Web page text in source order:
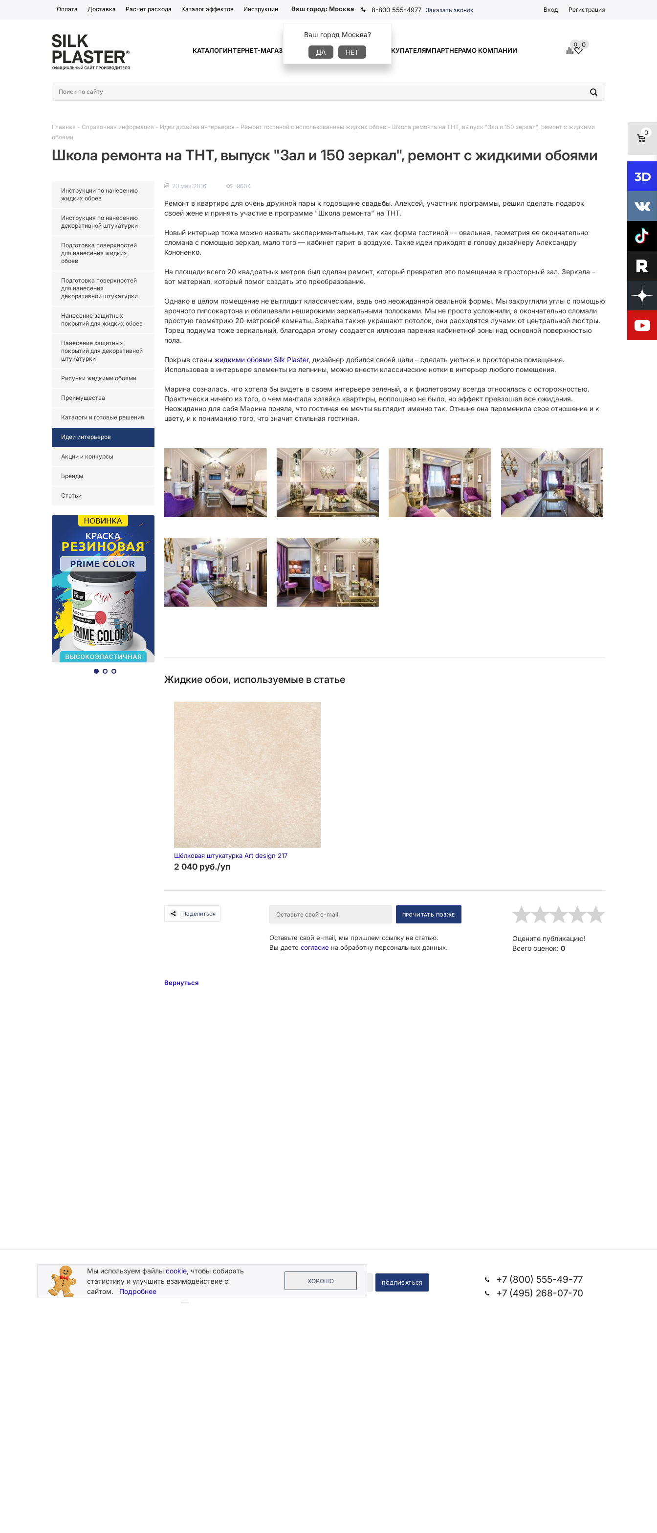
Оплата Доставка Расчет расхода Каталог эффектов Инструкции Ваш город:Москва
Ваш город Москва?
ДА НЕТ
8-800 555-4977 Заказать звонок Вход Регистрация
КАТАЛОГИНТЕРНЕТ-МАГАЗИН ГДЕ КУПИТЬ ИНФОРМАЦИЯ ПОКУПАТЕЛЯМПАРТНЕРАМО КОМПАНИИ
0 0
0
Главная - Справочная информация - Идеи дизайна интерьеров - Ремонт гостиной с использованием жидких обоев - Школа ремонта на ТНТ, выпуск "Зал и 150 зеркал", ремонт с жидкими
обоями
Школа ремонта на ТНТ, выпуск "Зал и 150 зеркал", ремонт с жидкими обоями
Инструкции по нанесению
жидких обоев
Инструкция по нанесению
декоративной штукатурки
Подготовка поверхностей
для нанесения жидких
обоев
Подготовка поверхностей
для нанесения
декоративной штукатурки
Нанесение защитных
покрытий для жидких обоев
Нанесение защитных
покрытий для декоративной
штукатурки
Рисунки жидкими обоями
Преимущества
Каталоги и готовые решения
Идеи интерьеров
Акции и конкурсы
Бренды
Статьи
23 мая 2016 9604
Ремонт в квартире для очень дружной пары к годовщине свадьбы. Алексей, участник программы, решил сделать подарок
своей жене и принять участие в программе "Школа ремонта" на ТНТ.
Новый интерьер тоже можно назвать экспериментальным, так как форма гостиной — овальная, геометрия ее окончательно
сломана с помощью зеркал, мало того — кабинет парит в воздухе. Такие идеи приходят в голову дизайнеру Александру
Кононенко.
На площади всего 20 квадратных метров был сделан ремонт, который превратил это помещение в просторный зал. Зеркала –
вот материал, который помог создать это преобразование.
Однако в целом помещение не выглядит классическим, ведь оно неожиданной овальной формы. Мы закруглили углы с помощью
арочного гипсокартона и облицевали неширокими зеркальными полосками. Мы не просто усложнили, а окончательно сломали
простую геометрию 20-метровой комнаты. Зеркала также украшают потолок, они расходятся лучами от центральной люстры.
Торец подиума тоже зеркальный, благодаря этому создается иллюзия парения кабинетной зоны над основной поверхностью
пола.
Покрыв стены жидкими обоями Silk Plaster, дизайнер добился своей цели – сделать уютное и просторное помещение.
Использовав в интерьере элементы из лепнины, можно внести классические нотки в интерьер любого помещения.
Марина созналась, что хотела бы видеть в своем интерьере зеленый, а к фиолетовому всегда относилась с осторожностью.
Практически ничего из того, о чем мечтала хозяйка квартиры, воплощено не было, но эффект превзошел все ожидания.
Неожиданно для себя Марина поняла, что гостиная ее мечты выглядит именно так. Отныне она переменила свое отношение и к
цвету, и к пониманию того, что значит стильная гостиная.
Жидкие обои, используемые в статье
Шёлковая штукатурка Art design 217
2 040 руб./уп
Поделиться
Оставьте свой e-mail, мы пришлем ссылку на статью.
Вы даете согласие на обработку персональных данных.
Оцените публикацию!
Всего оценок: 0
Вернуться
Подписывайтесь
на новости и акции
+7 (800) 555-49-77
+7 (495) 268-07-70
Мы используем файлы cookie, чтобы собирать
статистику и улучшить взаимодействие с
сайтом. Подробнее
ХОРОШО